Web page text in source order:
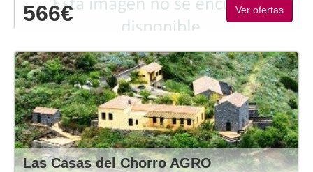
566€ Ver ofertas
Las Casas del Chorro AGRO